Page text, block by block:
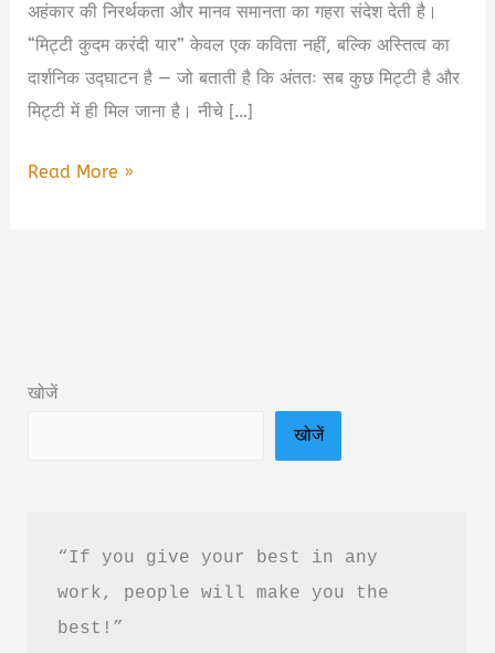
अहंकार की निरर्थकता और मानव समानता का गहरा संदेश देती है।
“मिट्टी कुदम करंदी यार” केवल एक कविता नहीं, बल्कि अस्तित्व का
दार्शनिक उद्घाटन है — जो बताती है कि अंततः सब कुछ मिट्टी है और
मिट्टी में ही मिल जाना है। नीचे […]
मिट्टी
की
Poem
Read More »
खोजें
खोजें
“If you give your best in any
work, people will make you the
best!”